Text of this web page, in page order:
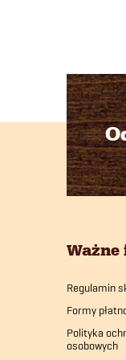
Regulamin
Formy
Polityka
osobowych